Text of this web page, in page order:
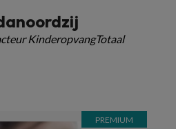
KinderopvangTotaal